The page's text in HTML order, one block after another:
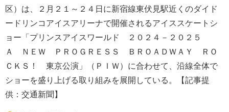
区）は、２月２１～２４日に新宿線東伏見駅近くのダイド
ードリンコアイスアリーナで開催されるアイススケートシ
ョー「プリンスアイスワールド ２０２４－２０２５
Ａ ＮＥＷ ＰＲＯＧＲＥＳＳ ＢＲＯＡＤＷＡＹ ＲＯ
ＣＫＳ！ 東京公演」（ＰＩＷ）に合わせて、沿線全体で
ショーを盛り上げる取り組みを展開している。【記事提
供：交通新聞】